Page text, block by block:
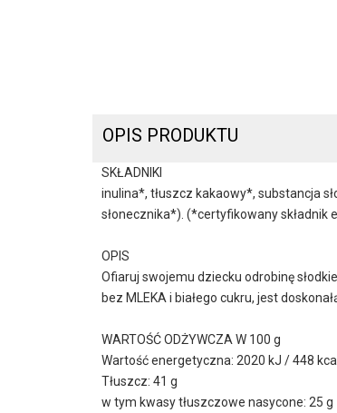
OPIS PRODUKTU
SKŁADNIKI
inulina*, tłuszcz kakaowy*, substancja
słonecznika*). (*certyfikowany składnik
OPIS
Ofiaruj swojemu dziecku odrobinę
bez MLEKA i białego cukru, jest
WARTOŚĆ ODŻYWCZA W 100 g
Wartość energetyczna: 2020 kJ / 448 kcal
Tłuszcz: 41 g
w tym kwasy tłuszczowe nasycone: 25 g